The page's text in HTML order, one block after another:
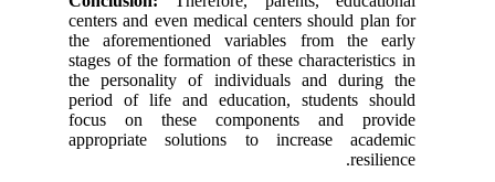
centers and even medical centers should plan for
the aforementioned variables from the early
stages of the formation of these characteristics in
the personality of individuals and during the
period of life and education, students should
focus on these components and provide
appropriate solutions to increase academic
resilience.